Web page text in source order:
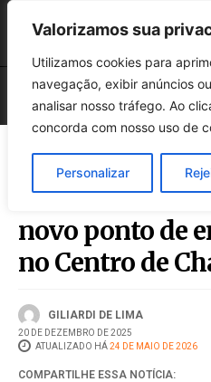
Valorizamos sua
Utilizamos cookies para
navegação, exibir anúncios
analisar nosso tráfego. Ao
concorda com nosso uso de
Personalizar
Boulevard
novo ponto de
no Centro de
GILIARDI DE LIMA
20 DE DEZEMBRO DE 2025
ATUALIZADO HÁ24 DE MAIO DE 2026
COMPARTILHE ESSA NOTÍCIA: